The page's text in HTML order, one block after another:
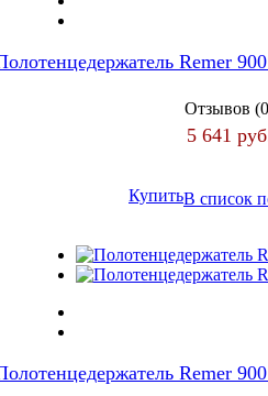
Remer
Отзывов
5 641
КупитьВ список
Remer